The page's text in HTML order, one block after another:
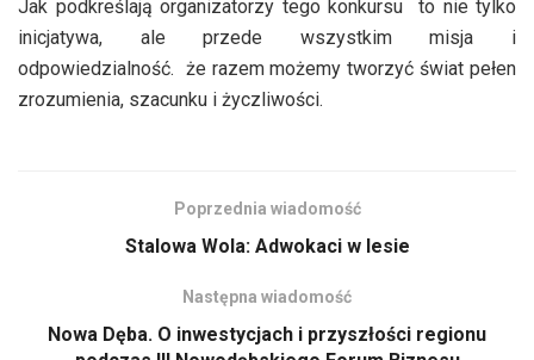
Jak podkreślają organizatorzy tego konkursu to nie tylko
inicjatywa, ale przede wszystkim misja i
odpowiedzialność. że razem możemy tworzyć świat pełen
zrozumienia, szacunku i życzliwości.
Poprzednia wiadomość
Stalowa Wola: Adwokaci w lesie
Następna wiadomość
Nowa Dęba. O inwestycjach i przyszłości regionu